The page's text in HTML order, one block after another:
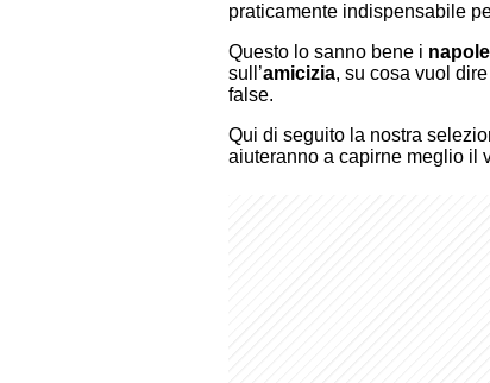
praticamente indispensabile
Questo lo sanno bene i
sull’amicizia, su cosa vuol
false.
Qui di seguito la nostra
aiuteranno a capirne meglio il